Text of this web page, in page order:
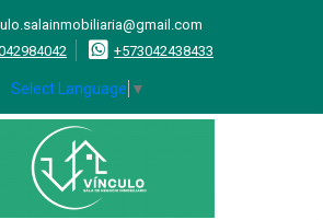
+573042438433
Select Language ▼